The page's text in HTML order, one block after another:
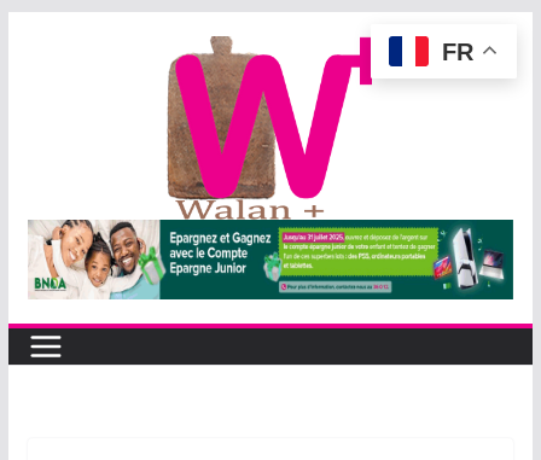
FR